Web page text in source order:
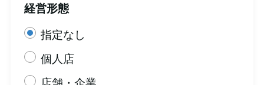
経営形態
指定なし
個人店